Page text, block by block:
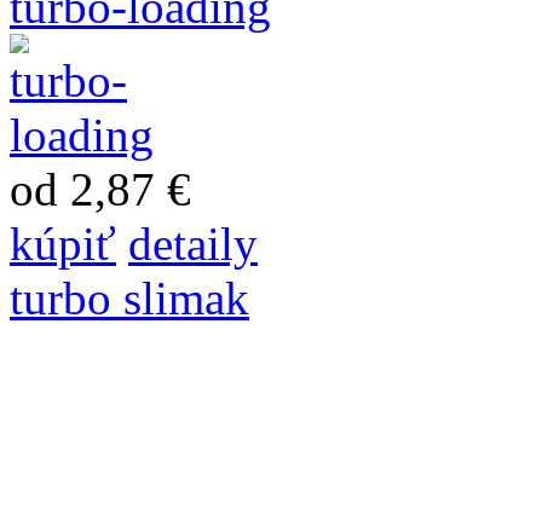
od 2,87 €
kúpiť detaily
turbo slimak